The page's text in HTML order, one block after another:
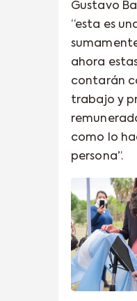
Gustavo
“esta es
ahora
contarán
trabajo y
como lo
persona”.